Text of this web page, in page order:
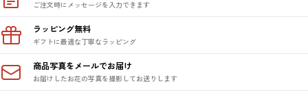
ご注文時にメッセージを入力できます
ラッピング無料
ギフトに最適な丁寧なラッピング
商品写真をメールでお届け
お届けしたお花の写真を撮影してお送りします